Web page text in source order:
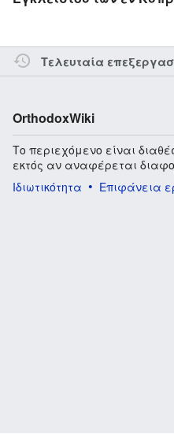
Τελευταία
OrthodoxWiki
Το περιεχόμενο είναι
εκτός αν αναφέρεται
Ιδιωτικότητα
Επιφάνεια